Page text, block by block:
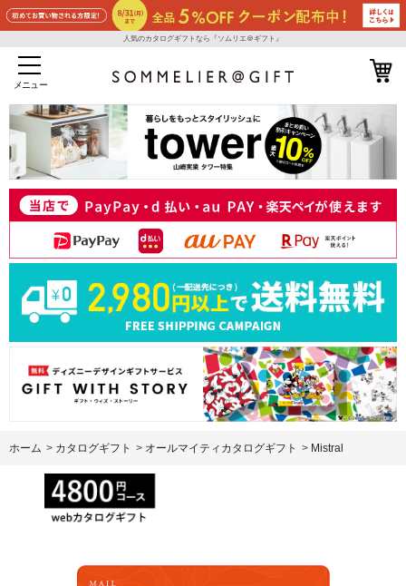
人気のカタログギフトなら『ソムリエ＠ギフト』
メニュー
ホーム > カタログギフト > オールマイティカタログギフト > Mistral